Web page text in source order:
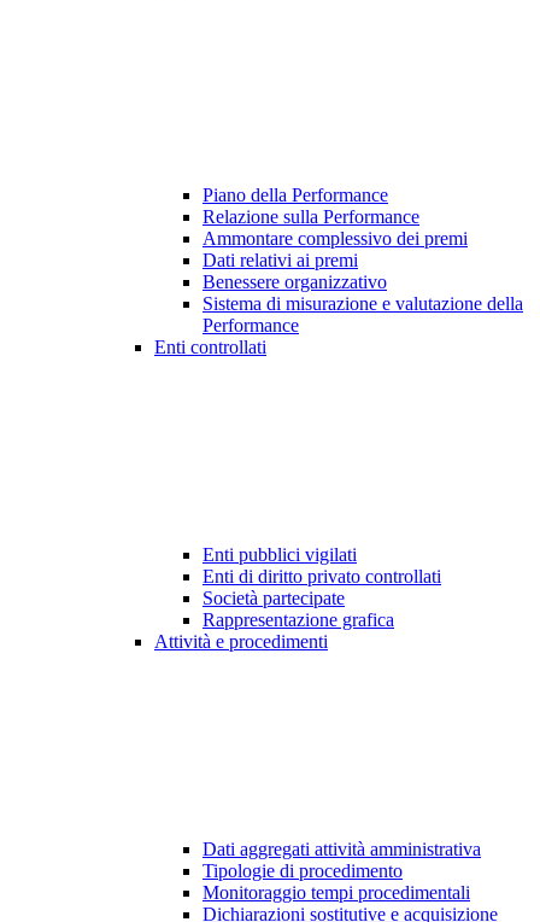
Piano della Performance
Relazione sulla Performance
Ammontare complessivo dei premi
Dati relativi ai premi
Benessere organizzativo
Sistema di misurazione e valutazione della
Performance
Enti controllati
Enti pubblici vigilati
Enti di diritto privato controllati
Società partecipate
Rappresentazione grafica
Attività e procedimenti
Dati aggregati attività amministrativa
Tipologie di procedimento
Monitoraggio tempi procedimentali
Dichiarazioni sostitutive e acquisizione